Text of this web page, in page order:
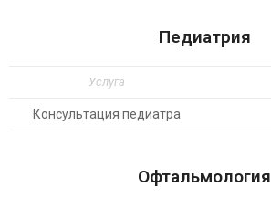
Педиатрия
Услуга
Консультация педиатра
Офтальмология